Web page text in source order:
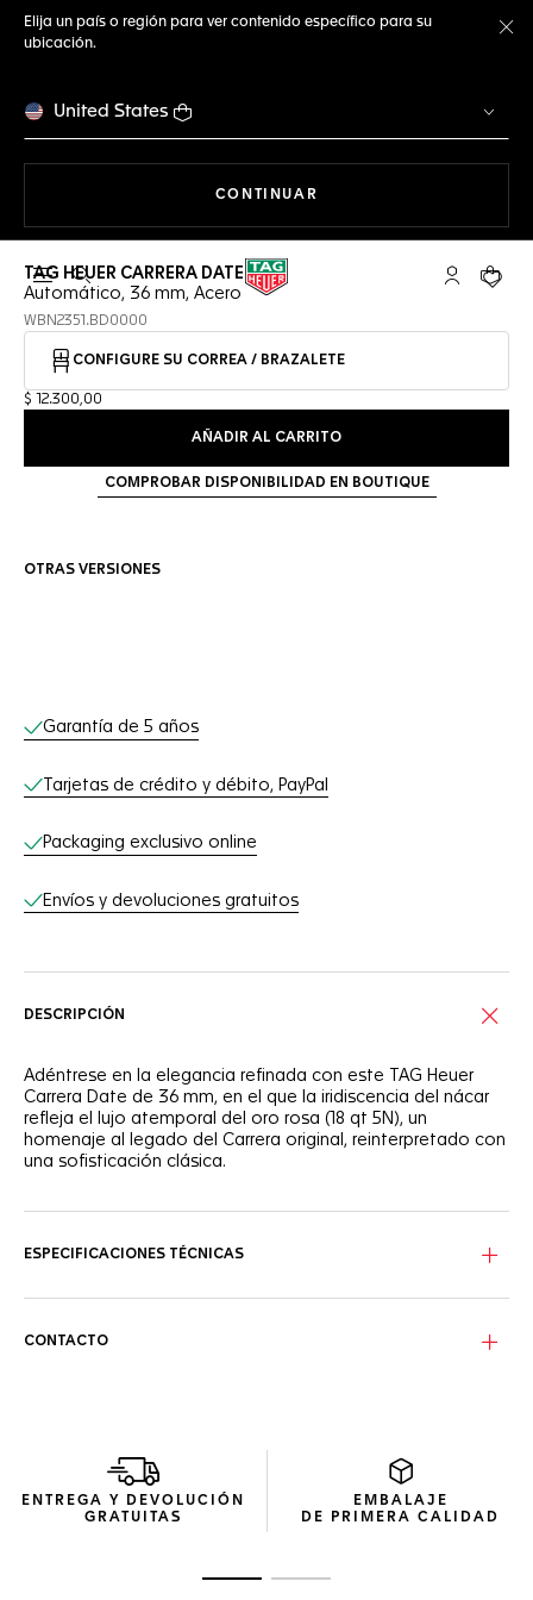
Elija un país o región para ver contenido específico para su
ubicación.
United States
CONTINUAR
Abrir el menú de búsqueda Cuenta Mi
Su
TAG HEUER CARRERA DATE
Automático, 36 mm, Acero
WBN2351.BD0000
CONFIGURE SU CORREA / BRAZALETE
$ 12.300,00
AÑADIR AL CARRITO
COMPROBAR DISPONIBILIDAD EN BOUTIQUE
OTRAS VERSIONES
Servicios online
Garantía de 5 años
Tarjetas de crédito y débito, PayPal
Packaging exclusivo online
Envíos y devoluciones gratuitos
DESCRIPCIÓN
Adéntrese en la elegancia refinada con este TAG Heuer
Carrera Date de 36 mm, en el que la iridiscencia del nácar
refleja el lujo atemporal del oro rosa (18 qt 5N), un
homenaje al legado del Carrera original, reinterpretado con
una sofisticación clásica.
índices chapados en oro rosa (18 qt 5N) y 11 diamantes VS+
fijo y una corona a juego elaborados en oro rosa (18 qt 5N),
hace juego con el brazalete ergonómico en forma de H de
ofrece una reserva de marcha de 42 horas para que cada
momento cuente con una precisión inquebrantable.
ESPECIFICACIONES TÉCNICAS
CONTACTO
ENTREGA Y DEVOLUCIÓN
GRATUITAS
EMBALAJE
DE PRIMERA CALIDAD